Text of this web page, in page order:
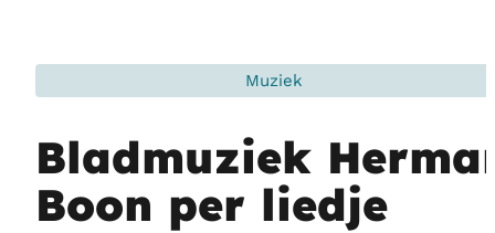
Muziek
Bladmuziek
Boon per liedje